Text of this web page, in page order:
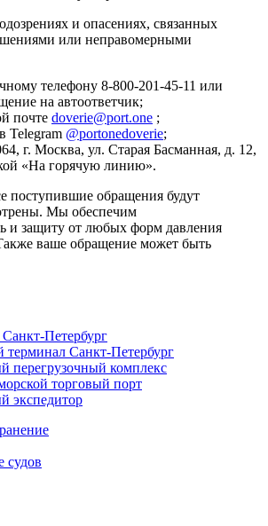
и опасениях, связанных
или неправомерными
телефону 8-800-201-45-11 или
на автоответчик;
почте doverie@port.one ;
Telegram @portonedoverie;
г. Москва, ул. Старая Басманная, д. 12,
«На горячую линию».
поступившие обращения будут
Мы обеспечим
и защиту от любых форм давления
ваше обращение может быть
Петербург
терминал Санкт-Петербург
перегрузочный комплекс
торговый порт
экспедитор
судов